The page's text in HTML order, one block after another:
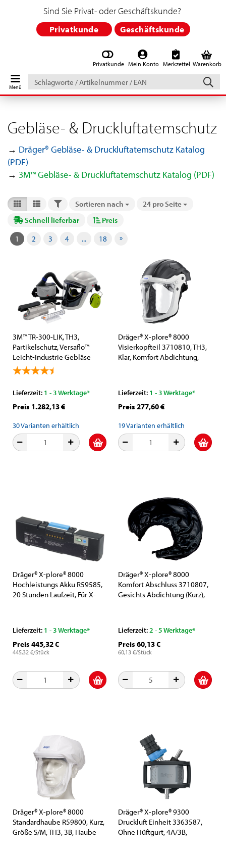
Privatkunde Mein Konto Merkzettel Warenkorb
Schlagworte
/
Artikelnummer
EAN
Sind Sie Privat- oder Geschäftskunde?
Privatkunde Geschäftskunde
Gebläse- & Druckluftatemschutz
→ Dräger® Gebläse- & Druckluftatemschutz Katalog
(PDF)
→ 3M™ Gebläse- & Druckluftatemschutz Katalog (PDF)
FILTERSortieren nach
Sortieren nach 24 pro Seite
pro Seite
Schnell lieferbar
Preis
1
2 3 4 ... 18 »
3M™ TR-300-LIK, TH3,
Partikelschutz, Versaflo™
Leicht-Industrie Gebläse
Atemschutz Set, Teile: [TR-
315E+, M-206, Z3AF/2,
Lieferzeit: 1 - 3 Werktage*
Preis 1.282,13 €
30Varianten erhältlich
Dräger® X-plore® 8000
Visierkopfteil 3710810, TH3,
Klar, Komfort Abdichtung,
komfortabler
Gesichtsabdichtung
Lieferzeit: 1 - 3 Werktage*
Preis 277,60 €
19Varianten erhältlich
Dräger® X-plore® 8000
Hochleistungs Akku R59585,
20 Stunden Laufzeit, Für X-
Lieferzeit: 1 - 3 Werktage*
Preis 445,32 €
445,32 €/Stück
Dräger® X-plore® 8000
Komfort Abschluss 3710807,
Gesichts Abdichtung (Kurz),
Lieferzeit:2 - 5 Werktage*
Preis 60,13 €
60,13 €/Stück
Dräger® X-plore® 8000
Standardhaube R59800, Kurz,
Größe S/M, TH3, 3B, Haube
Dräger® X-plore® 9300
Druckluft Einheit 3363587,
Ohne Hüftgurt, 4A/3B,